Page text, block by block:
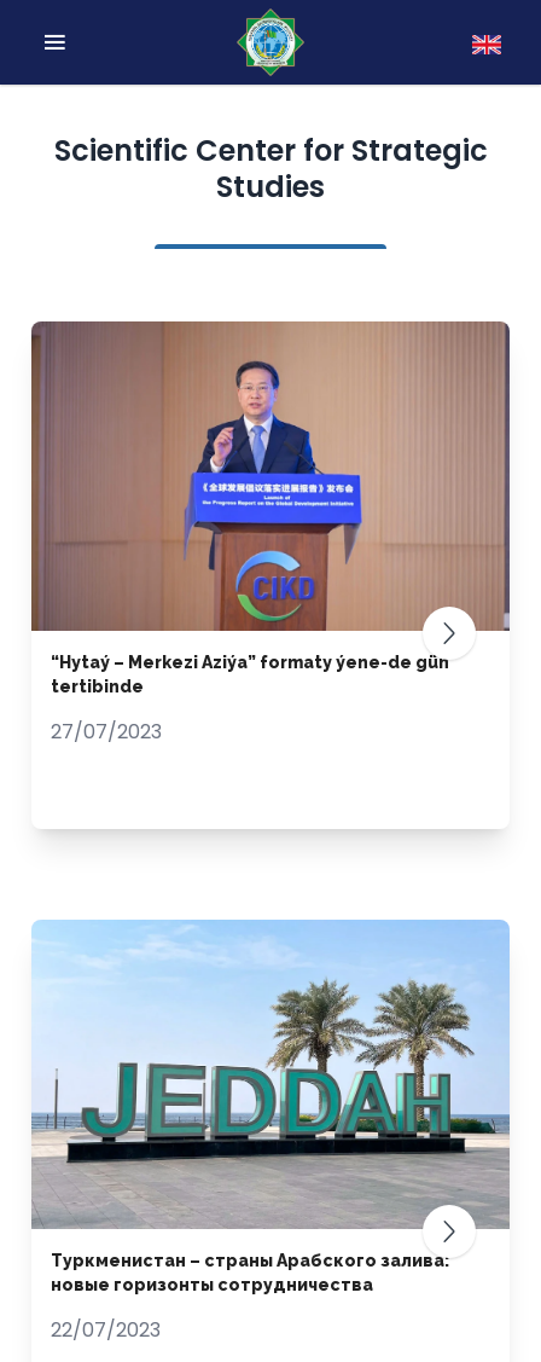
Scientific Center for Strategic
Studies
“Hytaý – Merkezi Aziýa” formaty ýene-de gün
tertibinde
27/07/2023
Туркменистан – страны Арабского залива:
новые горизонты сотрудничества
22/07/2023